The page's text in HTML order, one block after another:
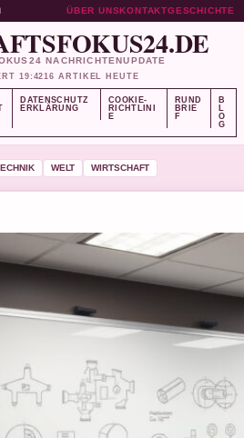
ÜBER UNSKONTAKTGESCHICHTE
NACHRICHTENUPDATE
19:4216 ARTIKEL HEUTE
DATENSCHUTZ
ERKLÄRUNG
COOKIE-
RICHTLINI
E
RUND
BRIE
F
B
L
O
G
WELT WIRTSCHAFT